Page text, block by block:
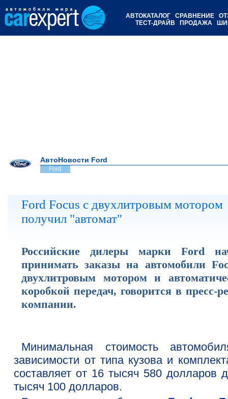
АВТОКАТАЛОГ СРАВНЕНИЕ
ТЕСТ-ДРАЙВ
ПРОДАЖА
АвтоНовости Ford
Ford
Ford Focus с двухлитровым мотором
получил "автомат"
Российские дилеры марки Ford
принимать заказы на автомобили
двухлитровым мотором и
коробкой передач, говорится в пресс-
компании.
Минимальная стоимость
зависимости от типа кузова и
составляет от 16 тысяч 580 долларов
тысяч 100 долларов.